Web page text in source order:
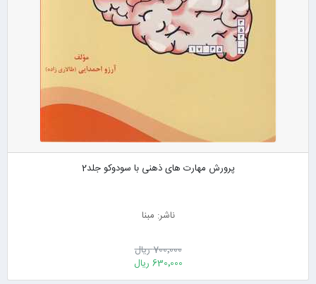
پرورش مهارت های ذهنی با سودوکو جلد2
ناشر: مبنا
700٬000 ریال
630٬000 ریال